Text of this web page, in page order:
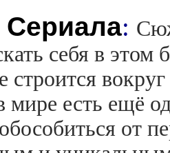
:
себя в
строится
мире есть ещё
от